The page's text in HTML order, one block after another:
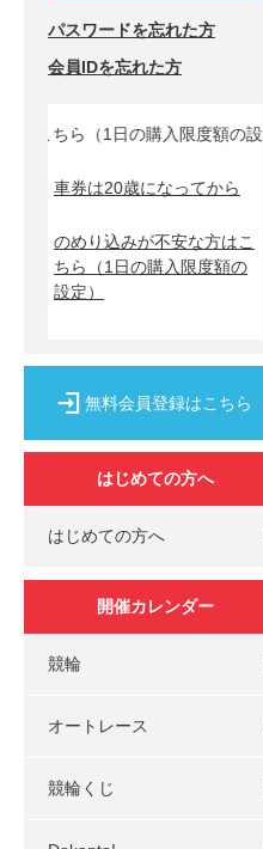
パスワードを忘れた方
会員IDを忘れた方
ら（1日の購入限度額の設定）↓
車券は20歳になってから
のめり込みが不安な方はこ
ちら
（1日の購入限度額の
設定）
無料会員登録はこちら
はじめての方へ
はじめての方へ
開催カレンダー
競輪
オートレース
競輪くじ